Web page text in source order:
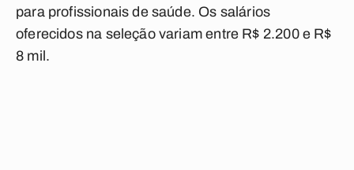
para profissionais de saúde. Os salários
oferecidos na seleção variam entre R$ 2.200 e R$
8 mil.